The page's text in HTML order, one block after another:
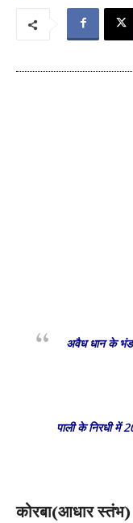
अवैध धान के
पाली के निरधी में
कोरबा(आधार